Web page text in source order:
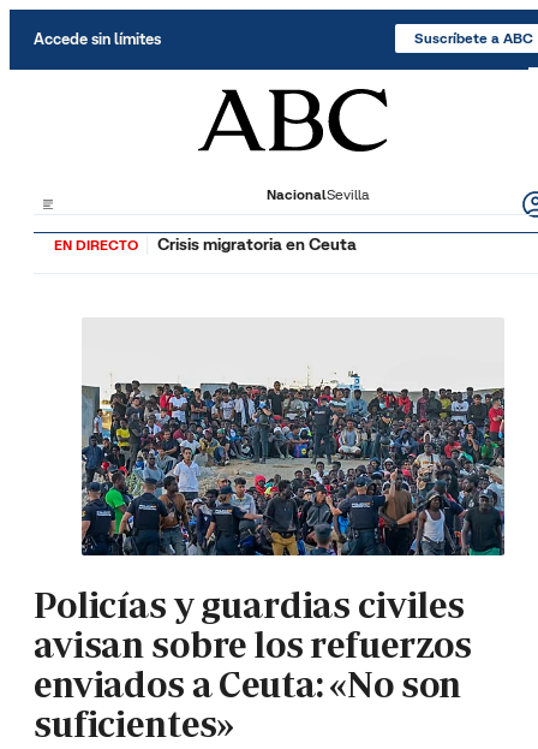
Accede sin límites Suscríbete a ABC
NacionalSevilla
EN DIRECTO Crisis migratoria en Ceuta
Policías y guardias civiles
avisan sobre los refuerzos
enviados a Ceuta: «No son
suficientes»